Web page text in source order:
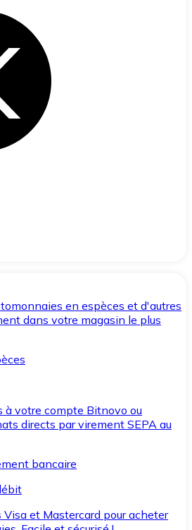
en espèces et d'autres
dans votre magasin le plus
à votre compte Bitnovo ou
directs par virement SEPA au
bancaire
et Mastercard pour acheter